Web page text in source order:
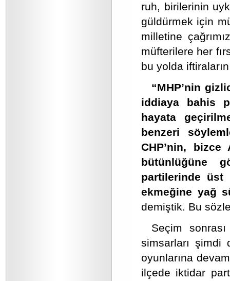
ruh, birilerinin
güldürmek için
milletine
müfterilere her
bu yolda
“MHP’nin
iddiaya bahis
hayata
benzeri
CHP’nin,
bütünlüğüne
partilerinde üst
ekmeğine yağ
demiştik. Bu
Seçim
simsarları şimdi
oyunlarına
ilçede iktidar